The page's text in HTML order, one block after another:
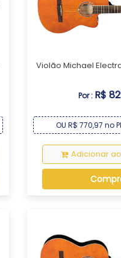
Violão Michael
Por : R$
OU R$ 770,97 no
Adicionar